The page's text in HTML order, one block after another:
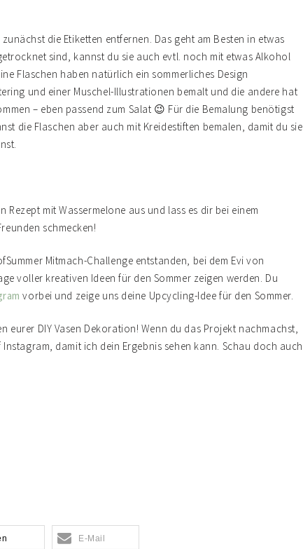
die Etiketten entfernen. Das geht am Besten in etwas
sind, kannst du sie auch evtl. noch mit etwas Alkohol
Flaschen haben natürlich ein sommerliches Design
und einer Muschel-Illustrationen bemalt und die andere hat
– eben passend zum Salat 😉 Für die Bemalung benötigst
die Flaschen aber auch mit Kreidestiften bemalen, damit du sie
mit Wassermelone aus und lass es dir bei einem
schmecken!
Mitmach-Challenge entstanden, bei dem Evi von
voller kreativen Ideen für den Sommer zeigen werden. Du
vorbei und zeige uns deine Upcycling-Idee für den Sommer.
eurer DIY Vasen Dekoration! Wenn du das Projekt nachmachst,
damit ich dein Ergebnis sehen kann. Schau doch auch
E-Mail